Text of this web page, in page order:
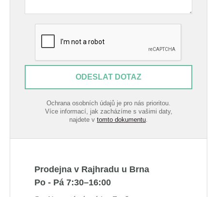
ODESLAT DOTAZ
Ochrana osobních údajů je pro nás prioritou.
Více informací, jak zacházíme s vašimi daty,
najdete v tomto dokumentu
Prodejna v Rajhradu u Brna
Po - Pá 7:30–16:00